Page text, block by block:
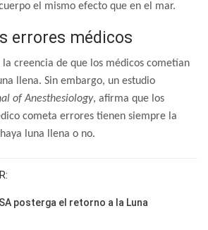
el mismo efecto que en el mar.
errores médicos
creencia de que los médicos cometían
llena. Sin embargo, un estudio
of Anesthesiology, afirma que los
cometa errores tienen siempre la
luna llena o no.
posterga el retorno a la Luna